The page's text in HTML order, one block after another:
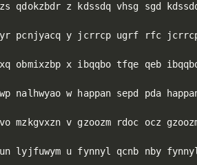
qdokzbdr z kdssdq vhsg sgd
pcnjyacq y jcrrcp ugrf rfc jcrrcp
obmixzbp x ibqqbo tfqe qeb
nalhwyao w happan sepd pda
mzkgvxzn v gzoozm rdoc ocz
lyjfuwym u fynnyl qcnb nby